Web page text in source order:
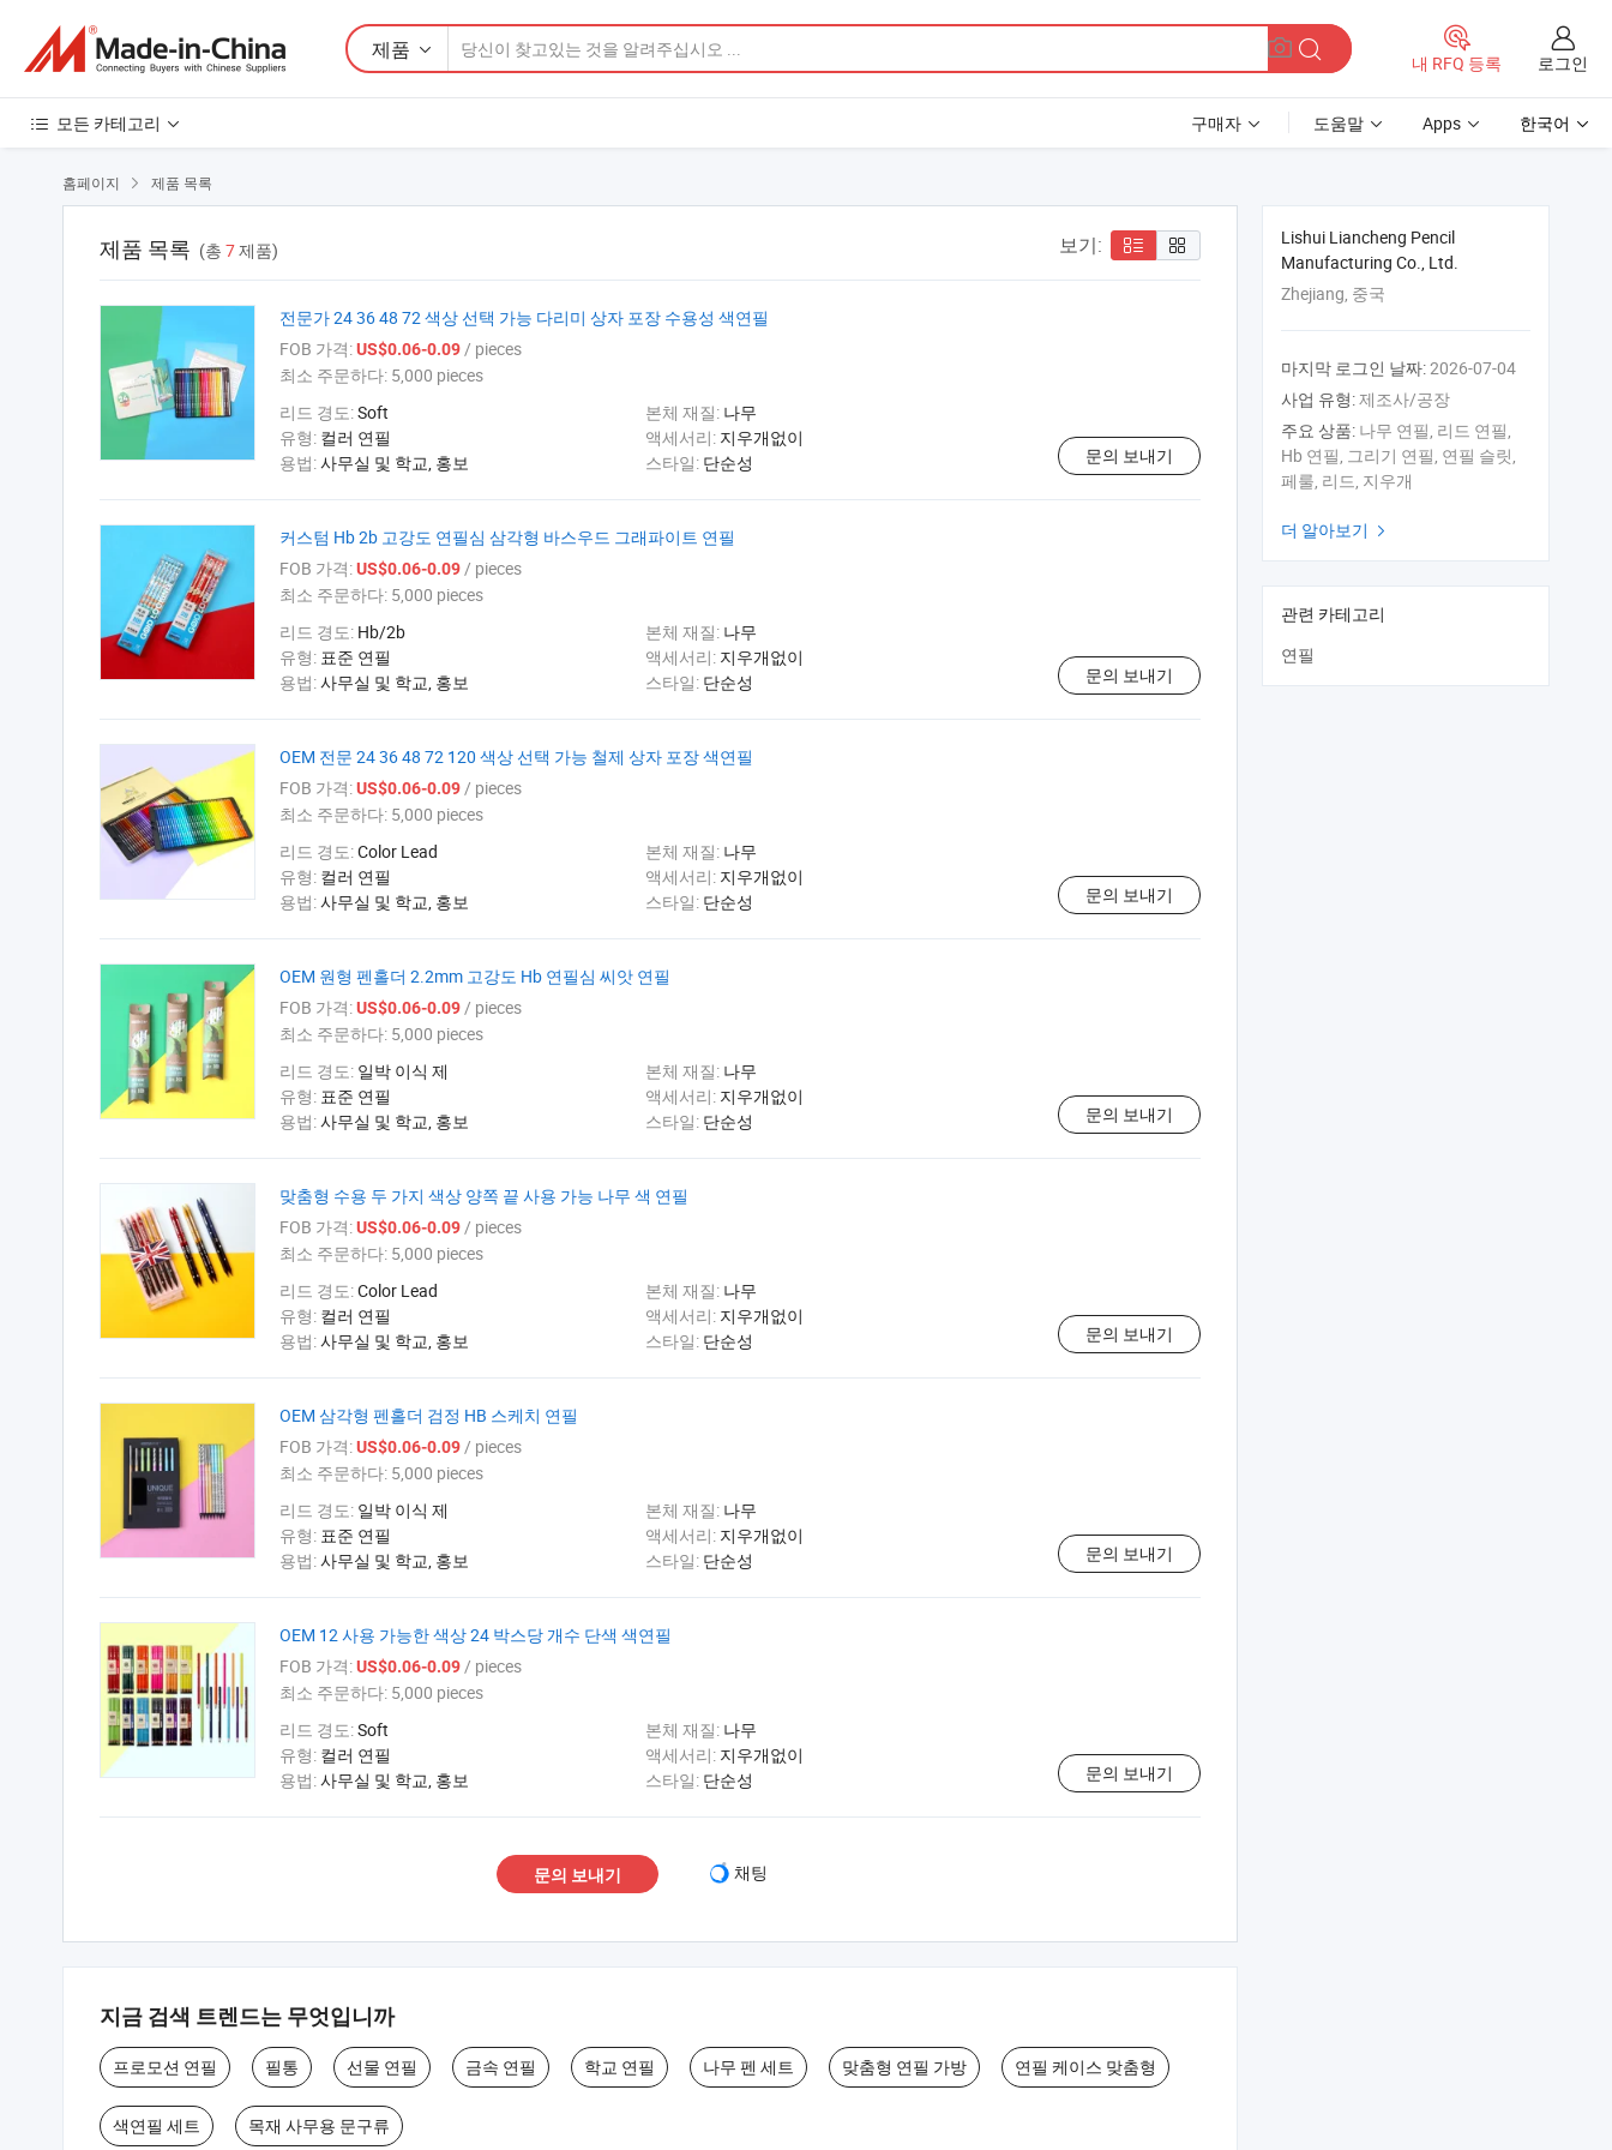
제품
내 RFQ 등록 로그인
모든 카테고리 구매자 도움말 Apps 한국어
홈페이지  제품 목록
제품 목록 (총 7제품) 보기:
전문가 24 36 48 72 색상 선택 가능 다리미 상자 포장 수용성 색연필
FOB 가격:US$0.06-0.09/ pieces
최소 주문하다: 5,000 pieces
리드 경도:Soft 본체 재질: 나무
유형: 컬러 연필 액세서리: 지우개없이
용법:사무실 및 학교, 홍보 스타일: 단순성 문의 보내기
커스텀 Hb 2b 고강도 연필심 삼각형 바스우드 그래파이트 연필
FOB 가격:US$0.06-0.09/ pieces
최소 주문하다: 5,000 pieces
리드 경도: Hb/2b 본체 재질: 나무
유형: 표준 연필 액세서리: 지우개없이
용법:사무실 및 학교, 홍보 스타일: 단순성 문의 보내기
OEM 전문 24 36 48 72 120 색상 선택 가능 철제 상자 포장 색연필
FOB 가격:US$0.06-0.09/ pieces
최소 주문하다: 5,000 pieces
리드 경도:Color Lead 본체 재질: 나무
유형: 컬러 연필 액세서리: 지우개없이
용법:사무실 및 학교, 홍보 스타일: 단순성 문의 보내기
OEM 원형 펜홀더 2.2mm 고강도 Hb 연필심 씨앗 연필
FOB 가격:US$0.06-0.09/ pieces
최소 주문하다: 5,000 pieces
리드 경도: 일박 이식 제 본체 재질: 나무
유형: 표준 연필 액세서리: 지우개없이
용법:사무실 및 학교, 홍보 스타일: 단순성 문의 보내기
맞춤형 수용 두 가지 색상 양쪽 끝 사용 가능 나무 색 연필
FOB 가격:US$0.06-0.09/ pieces
최소 주문하다: 5,000 pieces
리드 경도:Color Lead 본체 재질: 나무
유형: 컬러 연필 액세서리: 지우개없이
용법:사무실 및 학교, 홍보 스타일: 단순성 문의 보내기
OEM 삼각형 펜홀더 검정 HB 스케치 연필
FOB 가격:US$0.06-0.09/ pieces
최소 주문하다: 5,000 pieces
리드 경도: 일박 이식 제 본체 재질: 나무
유형: 표준 연필 액세서리: 지우개없이
용법:사무실 및 학교, 홍보 스타일: 단순성 문의 보내기
OEM 12 사용 가능한 색상 24 박스당 개수 단색 색연필
FOB 가격:US$0.06-0.09/ pieces
최소 주문하다: 5,000 pieces
리드 경도:Soft 본체 재질: 나무
유형: 컬러 연필 액세서리: 지우개없이
용법:사무실 및 학교, 홍보 스타일: 단순성 문의 보내기
문의 보내기 채팅
지금 검색 트렌드는 무엇입니까
프로모션 연필 필통 선물 연필 금속 연필 학교 연필 나무 펜 세트 맞춤형 연필 가방 연필 케이스 맞춤형
색연필 세트 목재 사무용 문구류
Lishui Liancheng Pencil
Manufacturing Co., Ltd.
Zhejiang, 중국
마지막 로그인 날짜:2026-07-04
사업 유형:제조사/공장
주요 상품: 나무 연필, 리드 연필,
Hb 연필, 그리기 연필, 연필 슬릿,
페룰, 리드, 지우개
더 알아보기 
관련 카테고리
연필